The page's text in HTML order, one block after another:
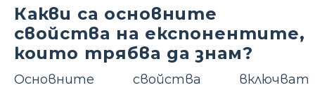
Какви са основните
свойства на експонентите,
които трябва да знам?
Основните свойства включват